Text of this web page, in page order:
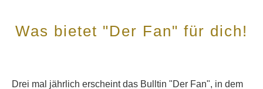
Was bietet "Der Fan" für dich!
Drei mal jährlich erscheint das Bulltin "Der Fan", in dem